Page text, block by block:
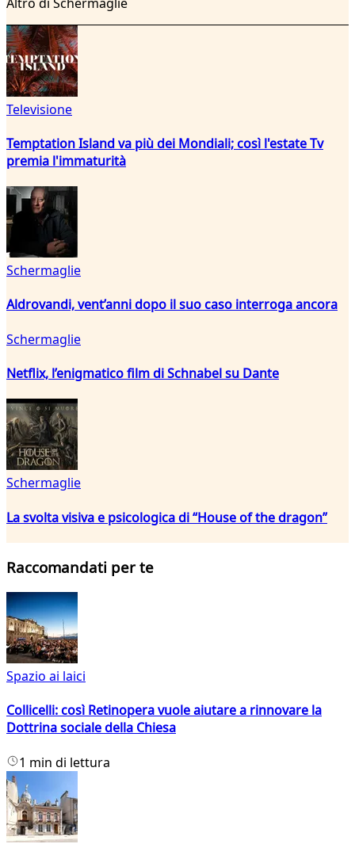
Televisione
Temptation Island va più dei Mondiali; così l'estate Tv
premia l'immaturità
Schermaglie
Aldrovandi, vent’anni dopo il suo caso interroga ancora
Schermaglie
Netflix, l’enigmatico film di Schnabel su Dante
Schermaglie
La svolta visiva e psicologica di “House of the dragon”
Raccomandati per te
Spazio ai laici
Collicelli: così Retinopera vuole aiutare a rinnovare la
Dottrina sociale della Chiesa
1 min di lettura